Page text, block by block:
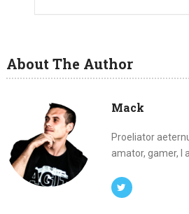
About The Author
Mack
Proeliator
amator, gamer, I